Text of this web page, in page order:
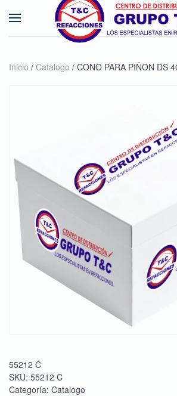
Skip to main content
Inicio / Catalogo / CONO PARA PIÑON DS
55212 C
SKU: 55212 C
Categoría: Catalogo